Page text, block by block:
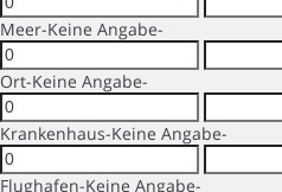
Meer-Keine Angabe-
Ort-Keine Angabe-
Krankenhaus-Keine Angabe-
Flughafen-Keine Angabe-